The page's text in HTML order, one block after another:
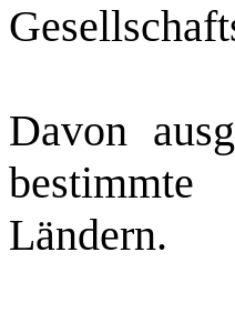
Davon
Ländern.